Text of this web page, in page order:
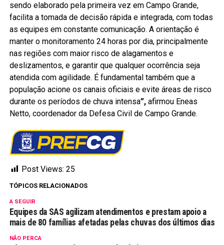
sendo elaborado pela primeira vez em Campo Grande,
facilita a tomada de decisão rápida e integrada, com todas
as equipes em constante comunicação. A orientação é
manter o monitoramento 24 horas por dia, principalmente
nas regiões com maior risco de alagamentos e
deslizamentos, e garantir que qualquer ocorrência seja
atendida com agilidade. É fundamental também que a
população acione os canais oficiais e evite áreas de risco
durante os períodos de chuva intensa”,afirmou Eneas
Netto, coordenador da Defesa Civil de Campo Grande.
Post Views: 25
TÓPICOS RELACIONADOS
A SEGUIR
Equipes da SAS agilizam atendimentos e prestam apoio a
mais de 80 famílias afetadas pelas chuvas dos últimos dias
NÃO PERCA